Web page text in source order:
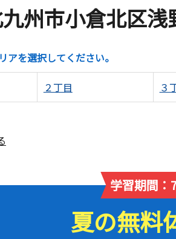
州市小倉北区浅
アを選択してください。
２丁目 ３
学習期間：
夏の無料